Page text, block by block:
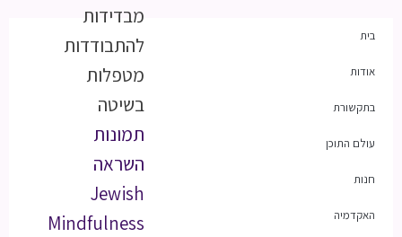
מבדידות
להתבודדות
מטפלות
בשיטה
תמונות
השראה
Jewish
Mindfulness
בית
אודות
בתקשורת
עולם התוכן
חנות
האקדמיה